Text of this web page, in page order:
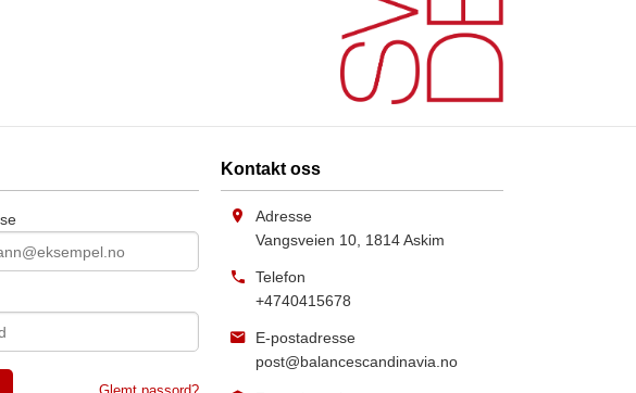
Kontakt oss
Adresse
Vangsveien 10 1814Askim
Telefon
+4740415678
E-postadresse
post@balancescandinavia.no